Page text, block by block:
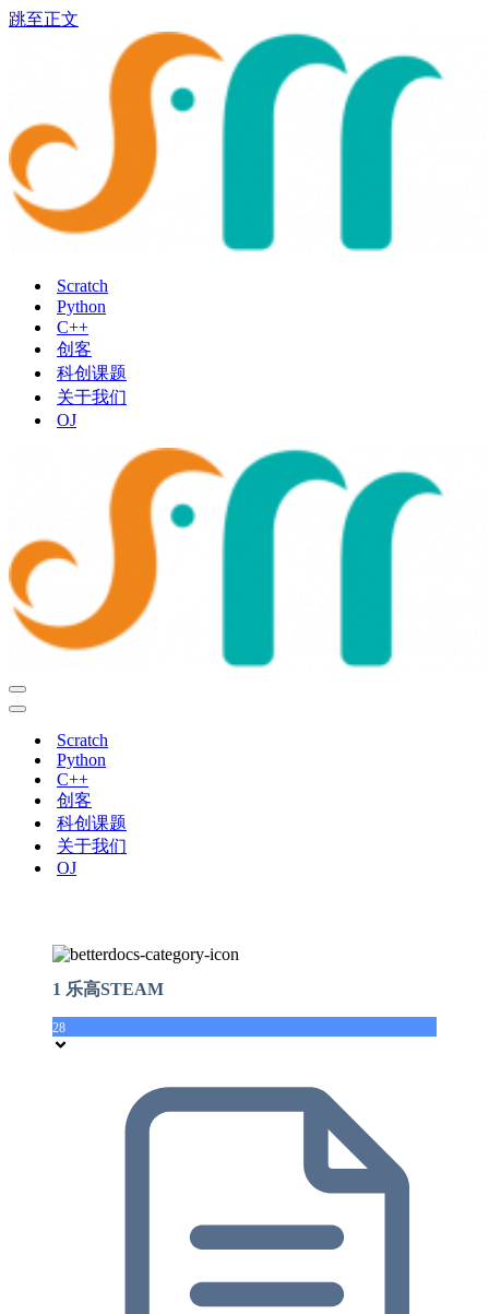
跳至正文
Scratch
Python
C++
创客
科创课题
关于我们
OJ
导
航
导
Scratch
Python
C++
创客
科创课题
关于我们
OJ
1 乐高STEAM
28